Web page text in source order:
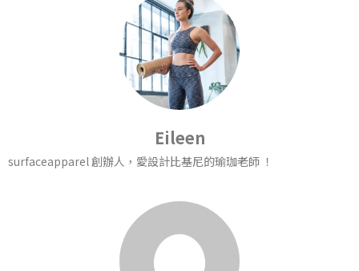
Eileen
surfaceapparel 創辦人，愛設計比基尼的瑜珈老師 ！